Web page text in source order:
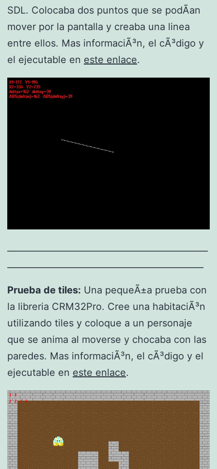
SDL. Colocaba dos puntos que se podÃ­an
mover por la pantalla y creaba una linea
entre ellos. Mas informaciÃ³n, el cÃ³digo y
el ejecutable en este enlace.
Prueba de tiles: Una pequeÃ±a prueba con
la libreria CRM32Pro. Cree una habitaciÃ³n
utilizando tiles y coloque a un personaje
que se anima al moverse y chocaba con las
paredes. Mas informaciÃ³n, el cÃ³digo y el
ejecutable en este enlace.